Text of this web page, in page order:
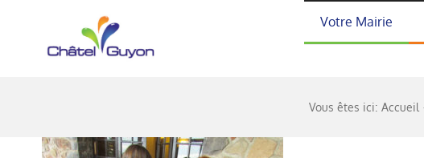
Votre Mairie
Vous êtes ici: Accueil